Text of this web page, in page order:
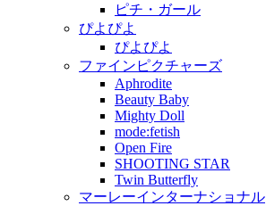
ピチ・ガール
ぴよぴよ
ぴよぴよ
ファインピクチャーズ
Aphrodite
Beauty Baby
Mighty Doll
mode:fetish
Open Fire
SHOOTING STAR
Twin Butterfly
マーレーインターナショナル